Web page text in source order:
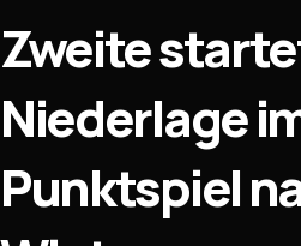
Zweite
Niederlage
Punktspiel